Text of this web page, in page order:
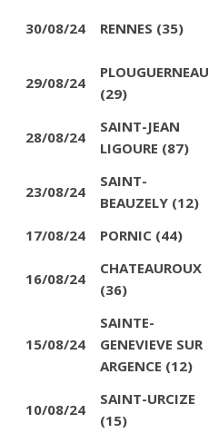
30/08/24 RENNES (35)
29/08/24
PLOUGUERNEAU
(29)
28/08/24
SAINT-JEAN
LIGOURE (87)
23/08/24
SAINT-
BEAUZELY (12)
17/08/24
PORNIC (44)
16/08/24
CHATEAUROUX
(36)
15/08/24
SAINTE-
GENEVIEVE SUR
ARGENCE (12)
10/08/24
SAINT-URCIZE
(15)